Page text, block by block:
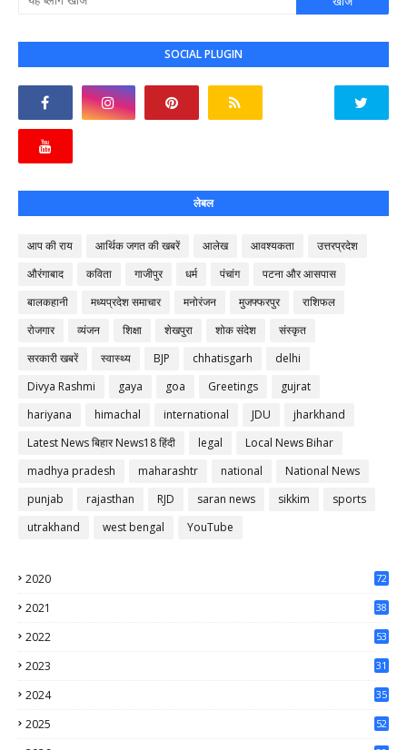
SOCIAL PLUGIN
लेबल
आप की राय आर्थिक जगत की खबरें आलेख आवश्यकता
उत्तरप्रदेश
औरंगाबाद
कविता गाजीपुर धर्म पंचांग
पटना और आसपास
बालकहानी
मध्यप्रदेश समाचार मनोरंजन मुजफ्फरपुर
राशिफल
रोजगार
व्यंजन शिक्षा शेखपुरा शोक संदेश
संस्कृत
सरकारी खबरें
स्वास्थ्य BJP chhatisgarh
delhi
Divya Rashmi
gaya goa Greetings
gujrat
hariyana
himachal international JDU
jharkhand
Latest News बिहार News18 हिंदी
legal
Local News Bihar
madhya pradesh
maharashtr national
National News
punjab
rajasthan RJD saran news sikkim
sports
utrakhand
west bengal YouTube
2020
72
2021
38
2022
53
2023
31
2024
35
2025
52